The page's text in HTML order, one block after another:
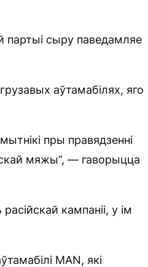
партыі сыру паведамляе
аўтамабілях, яго
пры правядзенні
мяжы”, — гаворыцца
кампаніі, у ім
MAN, які